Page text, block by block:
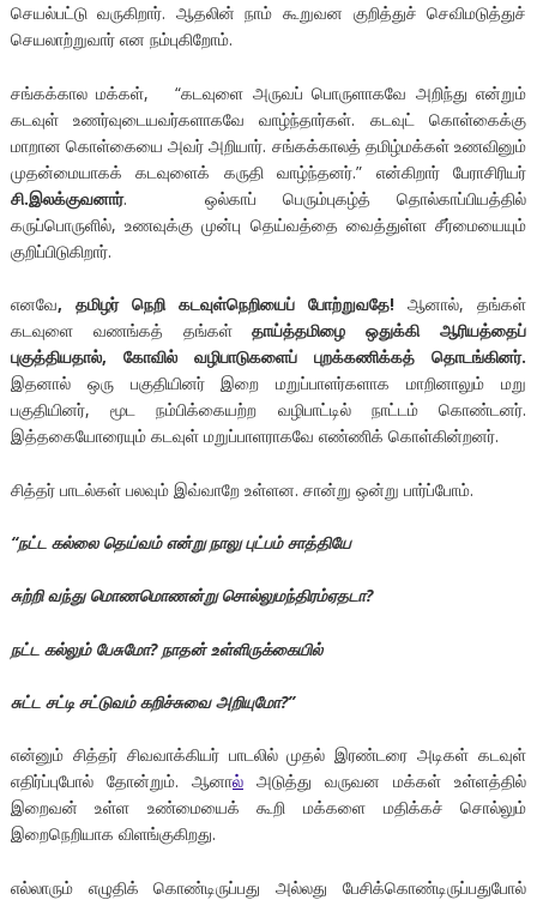
செயல்பட்டு வருகிறார். ஆதலின் நாம் கூறுவன குறித்துச் செவிமடுத்துச்
செயலாற்றுவார் என நம்புகிறோம்.
சங்கக்கால மக்கள், “கடவுளை அருவப் பொருளாகவே அறிந்து என்றும்
கடவுள் உணர்வுடையவர்களாகவே வாழ்ந்தார்கள். கடவுட் கொள்கைக்கு
மாறான கொள்கையை அவர் அறியார். சங்கக்காலத் தமிழ்மக்கள் உணவினும்
முதன்மையாகக் கடவுளைக் கருதி வாழ்ந்தனர்.” என்கிறார் பேராசிரியர்
சி.இலக்குவனார். ஒல்காப் பெரும்புகழ்த் தொல்காப்பியத்தில்
கருப்பொருளில், உணவுக்கு முன்பு தெய்வத்தை வைத்துள்ள சீர்மையையும்
குறிப்பிடுகிறார்.
எனவே, தமிழர் நெறி கடவுள்நெறியைப் போற்றுவதே! ஆனால், தங்கள்
கடவுளை வணங்கத் தங்கள்தாய்த்தமிழை ஒதுக்கி ஆரியத்தைப்
புகுத்தியதால், கோவில் வழிபாடுகளைப் புறக்கணிக்கத் தொடங்கினர்.
இதனால் ஒரு பகுதியினர் இறை மறுப்பாளர்களாக மாறினாலும் மறு
பகுதியினர், மூட நம்பிக்கையற்ற வழிபாட்டில் நாட்டம் கொண்டனர்.
இத்தகையோரையும் கடவுள் மறுப்பாளராகவே எண்ணிக் கொள்கின்றனர்.
சித்தர் பாடல்கள் பலவும் இவ்வாறே உள்ளன. சான்று ஒன்று பார்ப்போம்.
“நட்ட கல்லை தெய்வம் என்று நாலு புட்பம் சாத்தியே
சுற்றி வந்து மொணமொணன்று சொல்லுமந்திரம்ஏதடா?
நட்ட கல்லும் பேசுமோ? நாதன் உள்ளிருக்கையில்
சுட்ட சட்டி சட்டுவம் கறிச்சுவை அறியுமோ?”
என்னும் சித்தர் சிவவாக்கியர் பாடலில் முதல் இரண்டரை அடிகள் கடவுள்
எதிர்ப்புபோல் தோன்றும். ஆனால்அடுத்து வருவன மக்கள் உள்ளத்தில்
இறைவன் உள்ள உண்மையைக் கூறி மக்களை மதிக்கச் சொல்லும்
இறைநெறியாக விளங்குகிறது.
எல்லாரும் எழுதிக் கொண்டிருப்பது அல்லது பேசிக்கொண்டிருப்பதுபோல்